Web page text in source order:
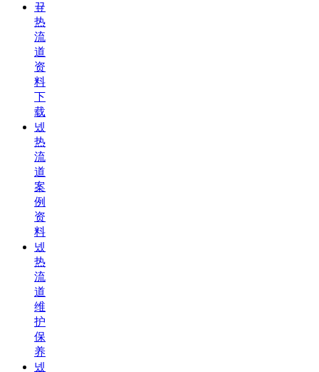
끂
热
流
道
资
料
下
载
넸
热
流
道
案
例
资
料
넸
热
流
道
维
护
保
养
넸